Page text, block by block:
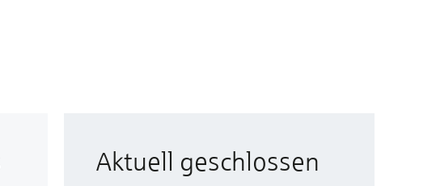
Aktuell geschlossen